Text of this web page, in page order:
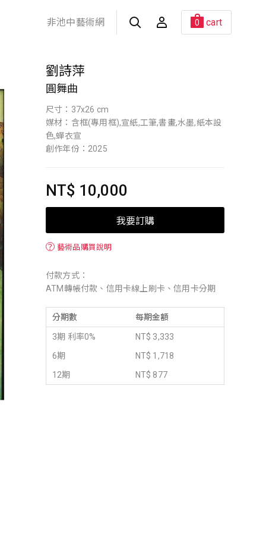
非池中藝術網 0 cart
劉詩萍
圓舞曲
尺寸：37x26 cm
媒材：含框(專用框),宣紙,工筆,書畫,水墨,紙本設
色,蟬衣宣
創作年份：2025
NT$ 10,000
我要訂購
？ 藝術品購買說明
付款方式：
ATM轉帳付款、信用卡線上刷卡、信用卡分期
分期數 每期金額
3期 利率0%
NT$ 3,333
6期
NT$ 1,718
12期
NT$ 877